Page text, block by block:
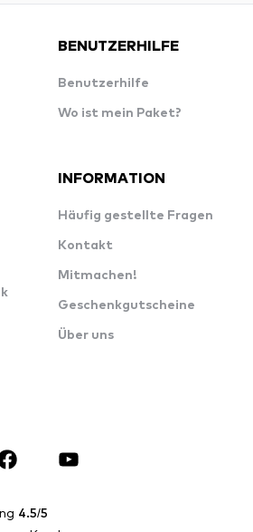
BENUTZERHILFE
Benutzerhilfe
Wo ist mein Paket?
INFORMATION
Häufig gestellte Fragen
Kontakt
Mitmachen!
Geschenkgutscheine
Über uns
4.5/5